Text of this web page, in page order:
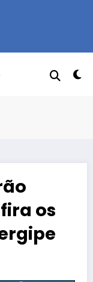
os